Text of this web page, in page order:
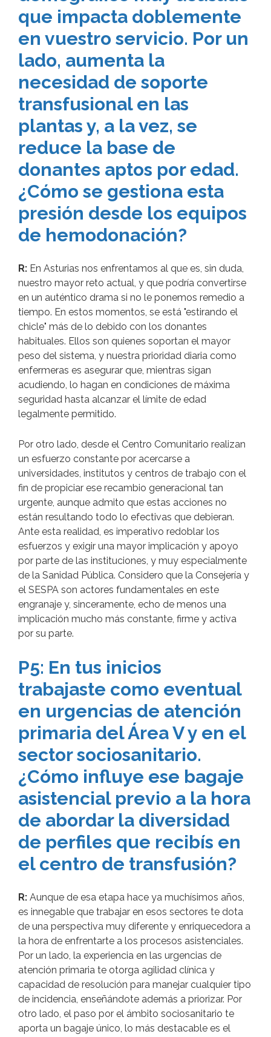
que impacta doblemente
en vuestro servicio. Por un
lado, aumenta la
necesidad de soporte
transfusional en las
plantas y, a la vez, se
reduce la base de
donantes aptos por edad.
¿Cómo se gestiona esta
presión desde los equipos
de hemodonación?
R: En Asturias nos enfrentamos al que es, sin duda,
nuestro mayor reto actual, y que podría convertirse
en un auténtico drama si no le ponemos remedio a
tiempo. En estos momentos, se está "estirando el
chicle" más de lo debido con los donantes
habituales. Ellos son quienes soportan el mayor
peso del sistema, y nuestra prioridad diaria como
enfermeras es asegurar que, mientras sigan
acudiendo, lo hagan en condiciones de máxima
seguridad hasta alcanzar el límite de edad
legalmente permitido.
Por otro lado, desde el Centro Comunitario realizan
un esfuerzo constante por acercarse a
universidades, institutos y centros de trabajo con el
fin de propiciar ese recambio generacional tan
urgente, aunque admito que estas acciones no
están resultando todo lo efectivas que debieran.
Ante esta realidad, es imperativo redoblar los
esfuerzos y exigir una mayor implicación y apoyo
por parte de las instituciones, y muy especialmente
de la Sanidad Pública. Considero que la Consejería y
el SESPA son actores fundamentales en este
engranaje y, sinceramente, echo de menos una
implicación mucho más constante, firme y activa
por su parte.
P5: En tus inicios
trabajaste como eventual
en urgencias de atención
primaria del Área V y en el
sector sociosanitario.
¿Cómo influye ese bagaje
asistencial previo a la hora
de abordar la diversidad
de perfiles que recibís en
el centro de transfusión?
R: Aunque de esa etapa hace ya muchísimos años,
es innegable que trabajar en esos sectores te dota
de una perspectiva muy diferente y enriquecedora a
la hora de enfrentarte a los procesos asistenciales.
Por un lado, la experiencia en las urgencias de
atención primaria te otorga agilidad clínica y
capacidad de resolución para manejar cualquier tipo
de incidencia, enseñándote además a priorizar. Por
otro lado, el paso por el ámbito sociosanitario te
aporta un bagaje único, lo más destacable es el